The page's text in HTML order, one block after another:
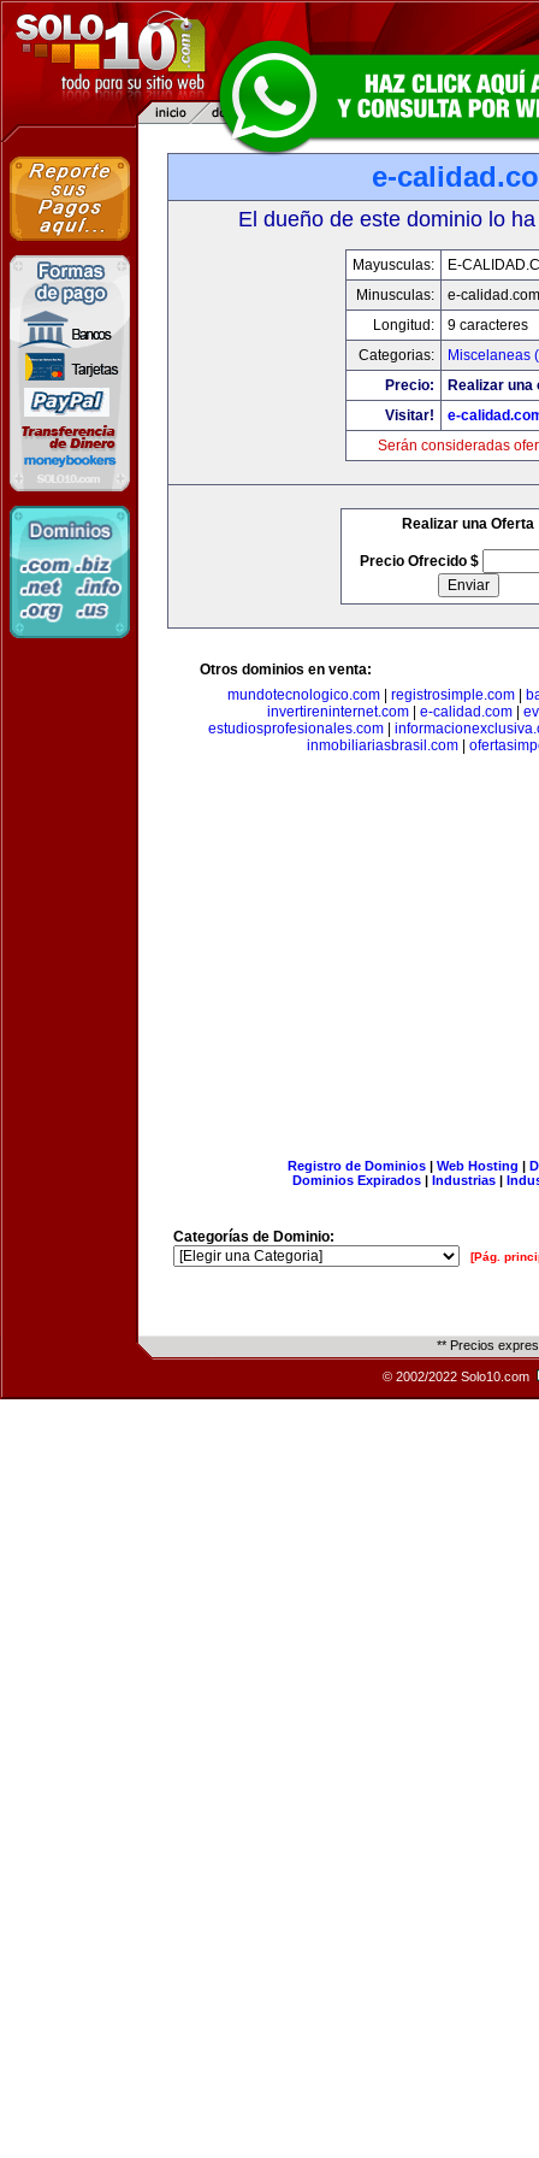
e-
El dueño de este dominio lo
Mayusculas:
E-
Minusculas:
e-calidad.com
Longitud:
9 caracteres
Categorias:
Miscelaneas
Precio:
Realizar una
Visitar!
e-
Serán consideradas
Realizar una Oferta
Precio Ofrecido $
Otros dominios en venta:
mundotecnologico.com| registrosimple.com|
invertireninternet.com| e-calidad.com|
estudiosprofesionales.com|
inmobiliariasbrasil.com
Registro de Dominios| Web Hosting |
Dominios Expirados | Industrias |
Categorías de Dominio:
[Pág.
** Precios
© 2002/2022 Solo10.com